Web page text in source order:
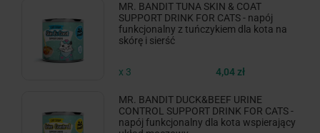
MR. BANDIT TUNA SKIN & COAT
SUPPORT DRINK FOR CATS - napój
funkcjonalny z tuńczykiem dla kota na
skórę i sierść
x 3 4,04 zł
MR. BANDIT DUCK&BEEF URINE
CONTROL SUPPORT DRINK FOR CATS -
napój funkcjonalny dla kota wspierający